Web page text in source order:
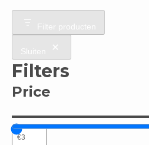
Filter producten
Sluiten
Filters
Price